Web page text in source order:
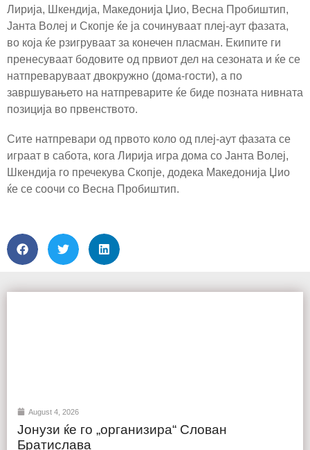
Лирија, Шкендија, Македонија Џио, Весна Пробиштип,
Јанта Волеј и Скопје ќе ја сочинуваат плеј-аут фазата,
во која ќе рзигруваат за конечен пласман. Екипите ги
пренесуваат бодовите од првиот дел на сезоната и ќе се
натпреваруваат двокружно (дома-гости), а по
завршувањето на натпреварите ќе биде позната нивната
позиција во првенството.
Сите натпревари од првото коло од плеј-аут фазата се
играат в сабота, кога Лирија игра дома со Јанта Волеј,
Шкендија го пречекува Скопје, додека Македонија Џио
ќе се соочи со Весна Пробиштип.
August 4, 2026
Јонузи ќе го „организира“ Слован
Братислава